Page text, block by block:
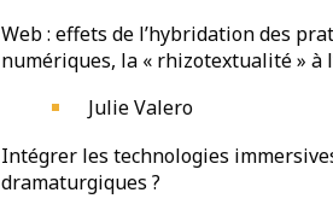
Web : effets de l’hybridation des
numériques, la « rhizotextualité » à
Julie Valero
Intégrer les technologies
dramaturgiques ?